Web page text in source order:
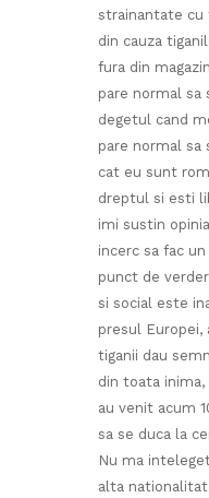
strainantate cu
din cauza
fura din
pare normal sa
degetul cand
pare normal
cat eu sunt
dreptul si esti
imi sustin
incerc sa fac
punct de
si social este
presul
tiganii dau
din toata
au venit acum
sa se duca la
Nu ma
alta